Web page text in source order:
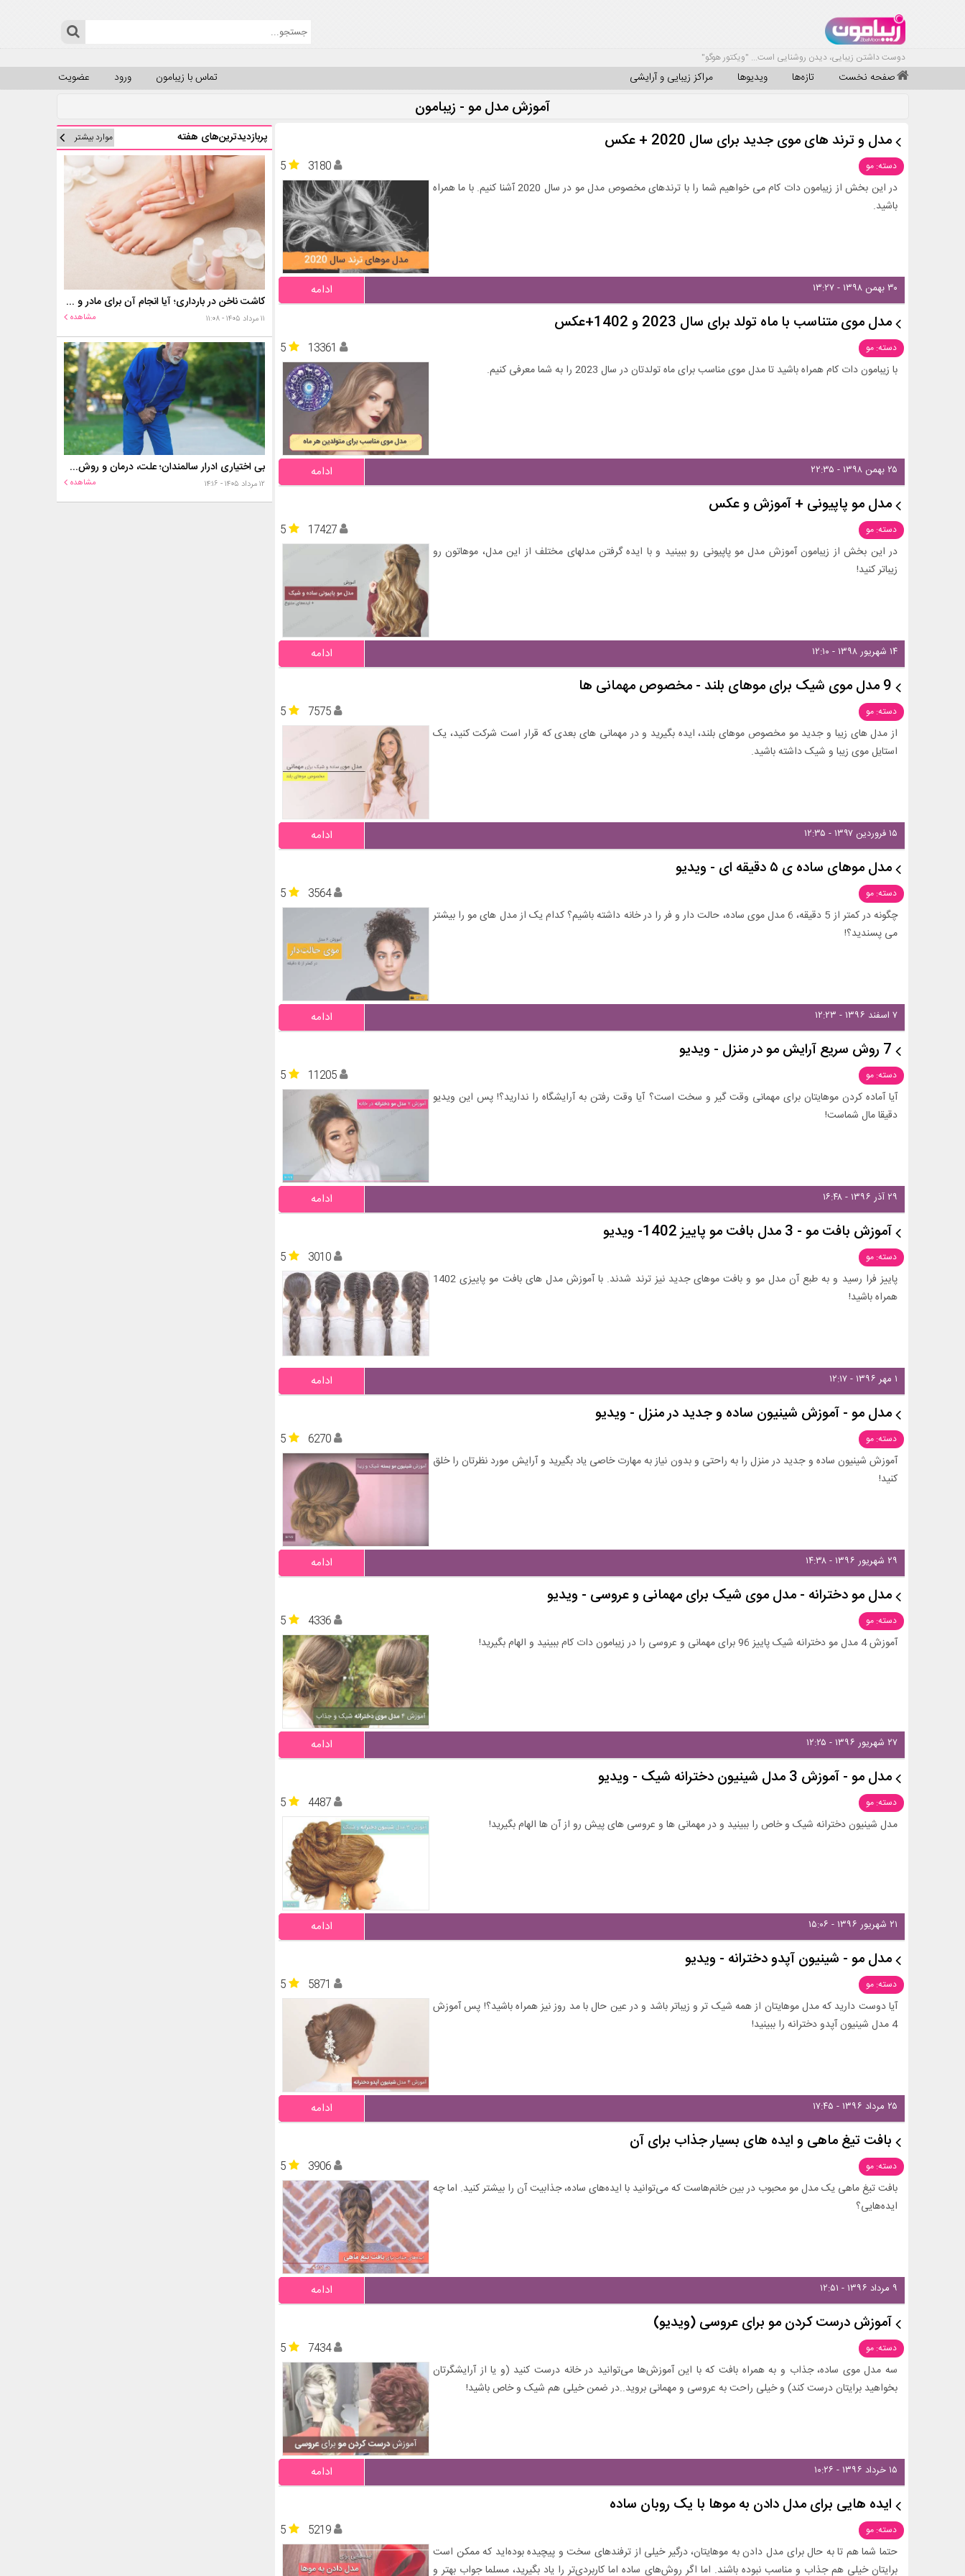
دوست داشتن زیبایی، دیدن روشنایی است... "ویکتور هوگو"
صفحه نخست تازه‌ها ویدیوها مراکز زیبایی و آرایشی عضویت ورود تماس با زیبامون
آموزش مدل مو - زیبامون
مدل و ترند های موی جدید برای سال 2020 + عکس
دسته: مو 5
3180
در این بخش از زیبامون دات کام می خواهیم شما را با ترندهای مخصوص مدل مو در سال 2020 آشنا کنیم. با ما همراه
باشید.
۳۰ بهمن ۱۳۹۸ - ۱۳:۲۷ ادامه
مدل موی متناسب با ماه تولد برای سال 2023 و 1402+عکس
دسته: مو 5
13361
با زیبامون دات کام همراه باشید تا مدل موی مناسب برای ماه تولدتان در سال 2023 را به شما معرفی کنیم.
۲۵ بهمن ۱۳۹۸ - ۲۲:۳۵ ادامه
مدل مو پاپیونی + آموزش و عکس
دسته: مو 5
17427
در این بخش از زیبامون آموزش مدل مو پاپیونی رو ببینید و با ایده گرفتن مدلهای مختلف از این مدل، موهاتون رو
زیباتر کنید!
۱۴ شهریور ۱۳۹۸ - ۱۲:۱۰ ادامه
9 مدل موی شیک برای موهای بلند - مخصوص مهمانی ها
دسته: مو 5
7575
از مدل های زیبا و جدید مو مخصوص موهای بلند، ایده بگیرید و در مهمانی های بعدی که قرار است شرکت کنید، یک
استایل موی زیبا و شیک داشته باشید.
۱۵ فروردین ۱۳۹۷ - ۱۲:۳۵ ادامه
مدل موهای ساده‌ ی ۵ دقیقه‌ ای - ویدیو
دسته: مو 5
3564
چگونه در کمتر از 5 دقیقه، 6 مدل موی ساده، حالت دار و فر را در خانه داشته باشیم؟ کدام یک از مدل های مو را بیشتر
می پسندید؟!
۷ اسفند ۱۳۹۶ - ۱۲:۲۳ ادامه
7 روش سریع آرایش مو در منزل - ویدیو
دسته: مو 5
11205
آیا آماده کردن موهایتان برای مهمانی وقت گیر و سخت است؟ آیا وقت رفتن به آرایشگاه را ندارید؟! پس این ویدیو
دقیقا مال شماست!
۲۹ آذر ۱۳۹۶ - ۱۶:۴۸ ادامه
آموزش بافت مو - 3 مدل بافت مو پاییز 1402- ویدیو
دسته: مو 5
3010
پاییز فرا رسید و به طبع آن مدل مو و بافت موهای جدید نیز ترند شدند. با آموزش مدل های بافت مو پاییزی 1402
همراه باشید!
۱ مهر ۱۳۹۶ - ۱۲:۱۷ ادامه
مدل مو - آموزش شینیون ساده و جدید در منزل - ویدیو
دسته: مو 5
6270
آموزش شینیون ساده و جدید در منزل را به راحتی و بدون نیاز به مهارت خاصی یاد بگیرید و آرایش مورد نظرتان را خلق
کنید!
۲۹ شهریور ۱۳۹۶ - ۱۴:۳۸ ادامه
مدل مو دخترانه - مدل موی شیک برای مهمانی و عروسی - ویدیو
دسته: مو 5
4336
آموزش 4 مدل مو دخترانه شیک پاییز 96 برای مهمانی و عروسی را در زیبامون دات کام ببینید و الهام بگیرید!
۲۷ شهریور ۱۳۹۶ - ۱۲:۲۵ ادامه
مدل مو - آموزش 3 مدل شینیون دخترانه شیک - ویدیو
دسته: مو 5
4487
مدل شینیون دخترانه شیک و خاص را ببینید و در مهمانی ها و عروسی های پیش رو از آن ها الهام بگیرید!
۲۱ شهریور ۱۳۹۶ - ۱۵:۰۶ ادامه
مدل مو - شینیون آپدو دخترانه - ویدیو
دسته: مو 5
5871
آیا دوست دارید که مدل موهایتان از همه شیک تر و زیباتر باشد و در عین حال با مد روز نیز همراه باشید؟! پس آموزش
4 مدل شینیون آپدو دخترانه را ببینید!
۲۵ مرداد ۱۳۹۶ - ۱۷:۴۵ ادامه
بافت تیغ ماهی و ایده های بسیار جذاب برای آن
دسته: مو 5
3906
بافت تیغ ماهی یک مدل مو محبوب در بین خانم‌هاست که می‌توانید با ایده‌های ساده، جذابیت آن را بیشتر کنید. اما چه
ایده‌هایی؟
۹ مرداد ۱۳۹۶ - ۱۲:۵۱ ادامه
آموزش درست کردن مو برای عروسی (ویدیو)
دسته: مو 5
7434
سه مدل موی ساده، جذاب و به همراه بافت که با این آموزش‌ها می‌توانید در خانه درست کنید (و یا از آرایشگرتان
بخواهید برایتان درست کند) و خیلی راحت به عروسی و مهمانی بروید..در ضمن خیلی هم شیک و خاص باشید!
۱۵ خرداد ۱۳۹۶ - ۱۰:۲۶ ادامه
ایده هایی برای مدل دادن به موها با یک روبان ساده
دسته: مو 5
5219
حتما شما هم تا به حال برای مدل دادن به موهایتان، درگیر خیلی از ترفندهای سخت و پیچیده بوده‌اید که ممکن است
برایتان خیلی هم جذاب و مناسب نبوده باشند. اما اگر روش‌های ساده‌ اما کاربردی‌تر را یاد بگیرید، مسلما جواب بهتر و
پربازدیدترین‌های هفته موارد بیشتر
کاشت ناخن در بارداری؛ آیا انجام آن برای مادر و جنین خطر دارد؟
۱۱ مرداد ۱۴۰۵ - ۱۱:۰۸ مشاهده
بی اختیاری ادرار سالمندان؛ علت، درمان و روش‌های کنترل در منزل
۱۲ مرداد ۱۴۰۵ - ۱۴:۱۶ مشاهده